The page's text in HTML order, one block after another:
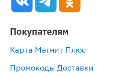
Покупателям
Карта Магнит Плюс
Промокоды Доставки